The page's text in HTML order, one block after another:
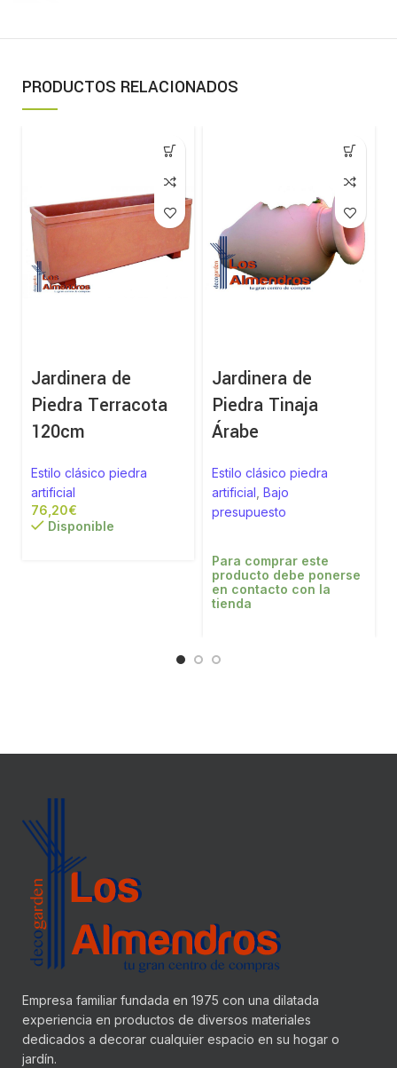
PRODUCTOS RELACIONADOS
Jardinera de
Piedra Terracota
120cm
Estilo clásico piedra
artificial
€
Disponible
Jardinera de
Piedra Tinaja
Árabe
Estilo clásico piedra
artificial , Bajo
presupuesto
Para comprar este
producto debe ponerse
en contacto con la
tienda
Empresa familiar fundada en 1975 con una dilatada
experiencia en productos de diversos materiales
dedicados a decorar cualquier espacio en su hogar o
jardín.